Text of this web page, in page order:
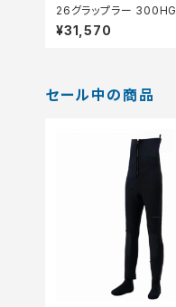
26グラップラー 300HG
¥31,570
セール中の商品